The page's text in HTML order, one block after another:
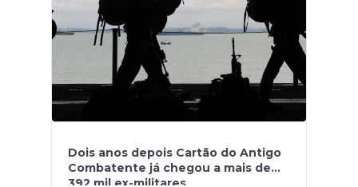
Dois anos depois Cartão do Antigo
Combatente já chegou a mais de
392 mil ex-militares